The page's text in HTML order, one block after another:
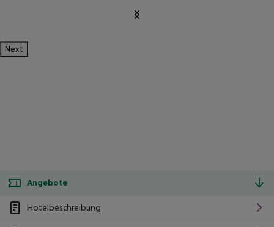
Next
Angebote
Hotelbeschreibung